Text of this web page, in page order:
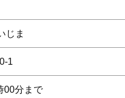
じま
1
00分まで